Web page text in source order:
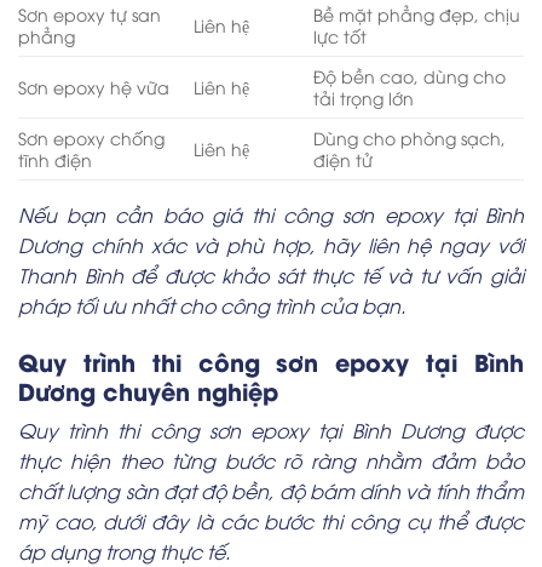
Sơn epoxy tự san
phẳng
Liên hệ
Bề mặt phẳng đẹp, chịu
lực tốt
Sơn epoxy hệ vữa Liên hệ
Độ bền cao, dùng cho
tải trọng lớn
Sơn epoxy chống
tĩnh điện
Liên hệ
Dùng cho phòng sạch,
điện tử
Nếu bạn cần báo giá thi công sơn epoxy tại Bình
Dương chính xác và phù hợp, hãy liên hệ ngay với
Thanh Bình để được khảo sát thực tế và tư vấn giải
pháp tối ưu nhất cho công trình của bạn.
Quy trình thi công sơn epoxy tại Bình
Dương chuyên nghiệp
Quy trình thi công sơn epoxy tại Bình Dương được
thực hiện theo từng bước rõ ràng nhằm đảm bảo
chất lượng sàn đạt độ bền, độ bám dính và tính thẩm
mỹ cao, dưới đây là các bước thi công cụ thể được
áp dụng trong thực tế.